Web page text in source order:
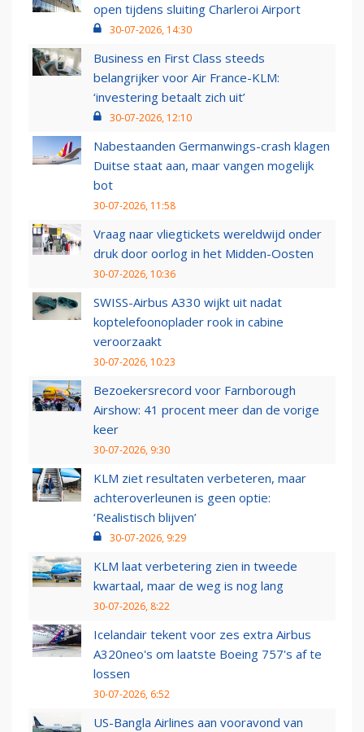
open tijdens sluiting Charleroi Airport
30-07-2026, 14:30
Business en First Class steeds
belangrijker voor Air France-KLM:
‘investering betaalt zich uit’
30-07-2026, 12:10
Nabestaanden Germanwings-crash klagen
Duitse staat aan, maar vangen mogelijk
bot
30-07-2026, 11:58
Vraag naar vliegtickets wereldwijd onder
druk door oorlog in het Midden-Oosten
30-07-2026, 10:36
SWISS-Airbus A330 wijkt uit nadat
koptelefoonoplader rook in cabine
veroorzaakt
30-07-2026, 10:23
Bezoekersrecord voor Farnborough
Airshow: 41 procent meer dan de vorige
keer
30-07-2026, 9:30
KLM ziet resultaten verbeteren, maar
achteroverleunen is geen optie:
‘Realistisch blijven’
30-07-2026, 9:29
KLM laat verbetering zien in tweede
kwartaal, maar de weg is nog lang
30-07-2026, 8:22
Icelandair tekent voor zes extra Airbus
A320neo's om laatste Boeing 757's af te
lossen
30-07-2026, 6:52
US-Bangla Airlines aan vooravond van